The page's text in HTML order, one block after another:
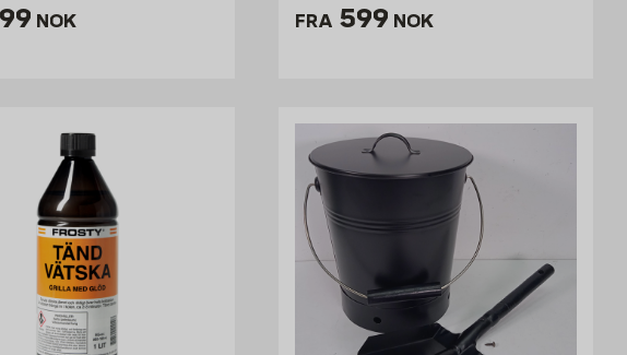
499 NOK /stk
NOK FRA Pris 599 NOK /stk
599 NOK